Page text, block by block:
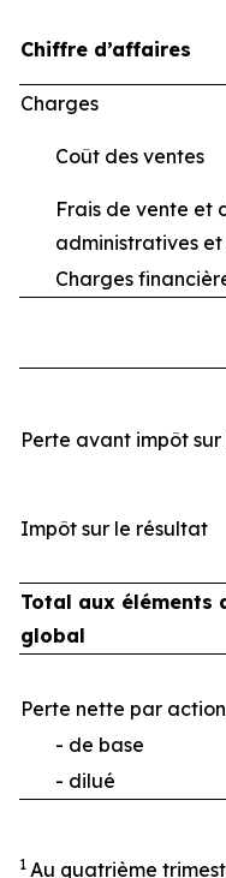
Chiffre d’affaires
Charges
Coût des ventes
Frais de vente et
administratives
Charges
Perte avant impôt
Impôt sur le résultat
Total aux éléments
global
Perte nette par action
- de base
- dilué
1 Au quatrième